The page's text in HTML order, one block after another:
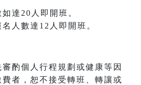
達20人即開班。
人數達12人即開班。
酌個人行程規劃或健康等因
者，恕不接受轉班、轉讓或